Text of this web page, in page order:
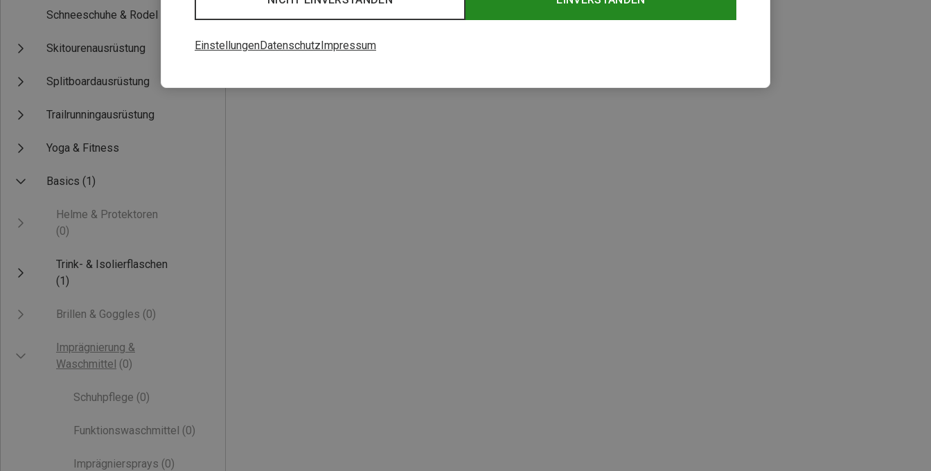
Schneeschuhe & Rodel
Skitourenausrüstung
Splitboardausrüstung
Trailrunningausrüstung
Yoga & Fitness
Basics (1)
Helme & Protektoren
(0)
Trink- & Isolierflaschen
(1)
Brillen & Goggles (0)
Imprägnierung &
Waschmittel (0)
Schuhpflege (0)
Funktionswaschmittel (0)
Imprägniersprays (0)
EinstellungenDatenschutzImpressum